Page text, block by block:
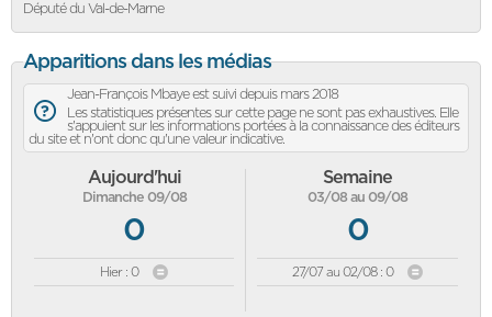
Député du Val-de-Marne
Apparitions dans les médias
Jean-François Mbaye est suivi depuis mars 2018
Les statistiques présentes sur cette page ne sont pas exhaustives. Elle
s'appuient sur les informations portées à la connaissance des éditeurs
du site et n'ont donc qu'une valeur indicative.
Aujourd'hui
Dimanche 09/08
0
Hier : 0
Semaine
03/08 au 09/08
0
27/07 au 02/08 : 0